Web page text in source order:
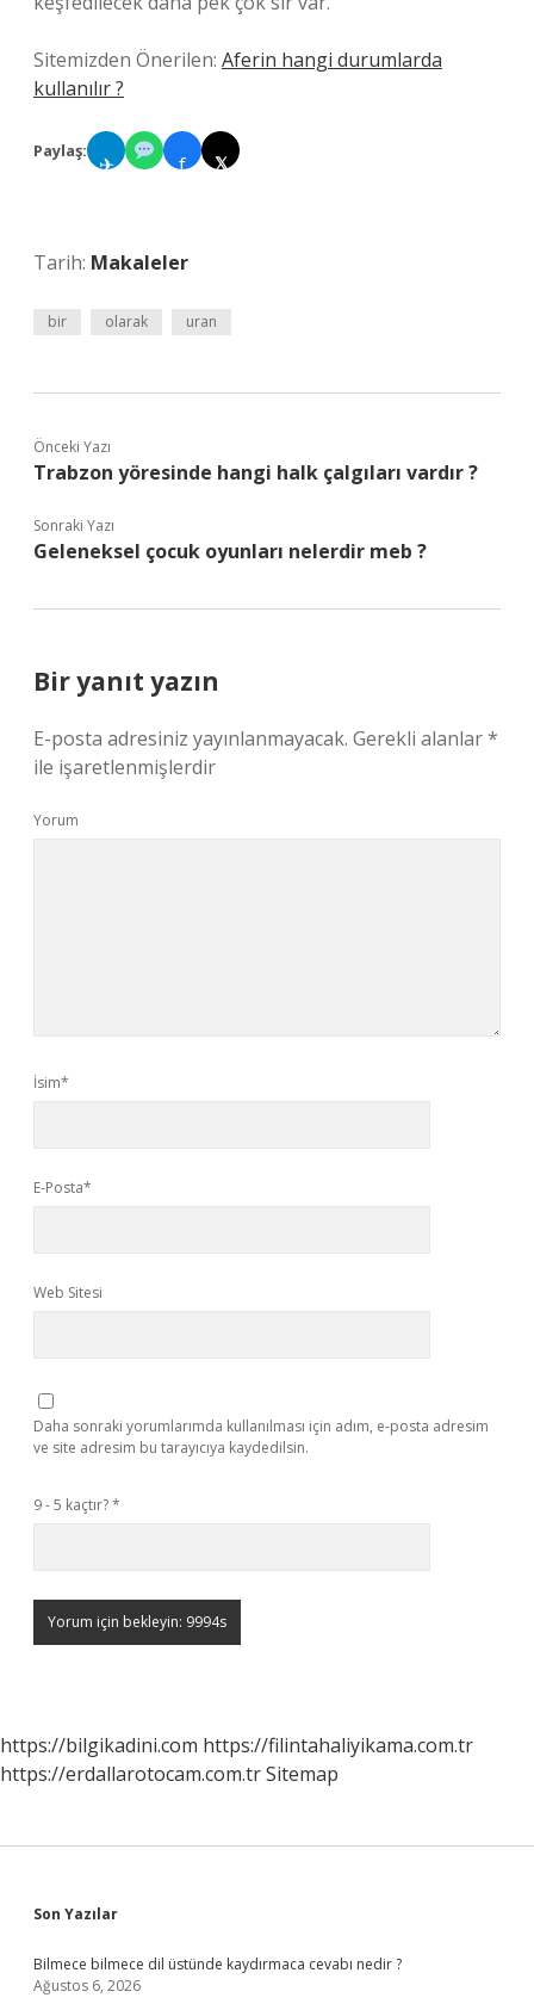
Sitemizden Önerilen: Aferin hangi durumlarda
kullanılır ?
Paylaş:
✈ f 𝕏
Tarih: Makaleler
bir olarak uran
Önceki Yazı
Trabzon yöresinde hangi halk çalgıları vardır ?
Sonraki Yazı
Geleneksel çocuk oyunları nelerdir meb ?
Bir yanıt yazın
E-posta adresiniz yayınlanmayacak. Gerekli alanlar*
ile işaretlenmişlerdir
Yorum
İsim*
E-Posta*
Web Sitesi
Daha sonraki yorumlarımda kullanılması için adım, e-posta adresim
ve site adresim bu tarayıcıya kaydedilsin.
9 - 5 kaçtır?*
https://bilgikadini.com https://filintahaliyikama.com.tr
https://erdallarotocam.com.trSitemap
Sidebar
Son Yazılar
Bilmece bilmece dil üstünde kaydırmaca cevabı nedir ?
Ağustos 6, 2026